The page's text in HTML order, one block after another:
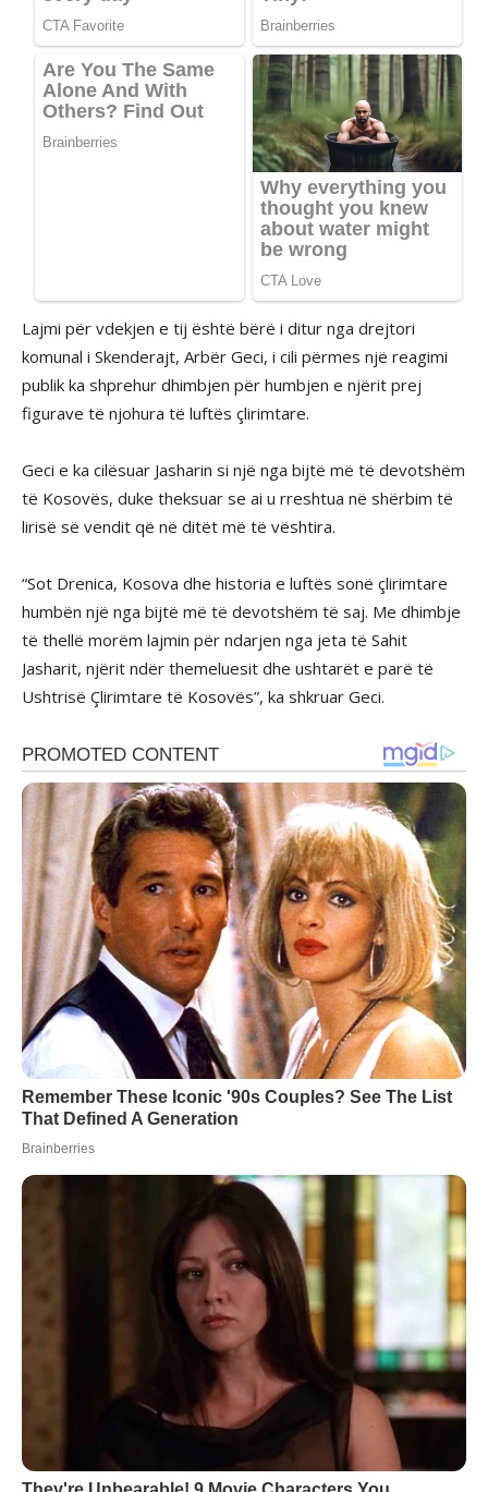
Lajmi për vdekjen e tij është bërë i ditur nga drejtori
komunal i Skenderajt, Arbër Geci, i cili përmes një reagimi
publik ka shprehur dhimbjen për humbjen e njërit prej
figurave të njohura të luftës çlirimtare.
Geci e ka cilësuar Jasharin si një nga bijtë më të devotshëm
të Kosovës, duke theksuar se ai u rreshtua në shërbim të
lirisë së vendit që në ditët më të vështira.
“Sot Drenica, Kosova dhe historia e luftës sonë çlirimtare
humbën një nga bijtë më të devotshëm të saj. Me dhimbje
të thellë morëm lajmin për ndarjen nga jeta të Sahit
Jasharit, njërit ndër themeluesit dhe ushtarët e parë të
Ushtrisë Çlirimtare të Kosovës”, ka shkruar Geci.